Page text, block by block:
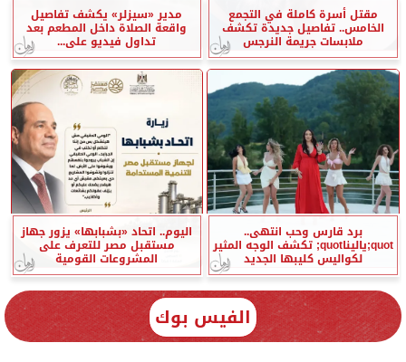
مقتل أسرة كاملة في التجمع
الخامس.. تفاصيل جديدة تكشف
ملابسات جريمة النرجس
مدير «سيزلر» يكشف تفاصيل
واقعة الصلاة داخل المطعم بعد
تداول فيديو على...
برد قارس وحب انتهى..
quot;ياليناquot; تكشف الوجه المثير
لكواليس كليبها الجديد
اليوم.. اتحاد «بشبابها» يزور جهاز
مستقبل مصر للتعرف على
المشروعات القومية
الفيس بوك